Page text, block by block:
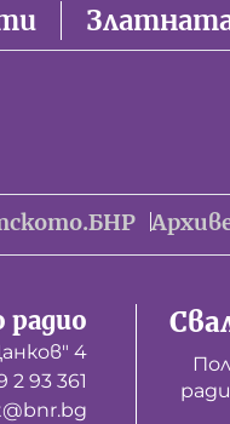
радио
4
2 93 361